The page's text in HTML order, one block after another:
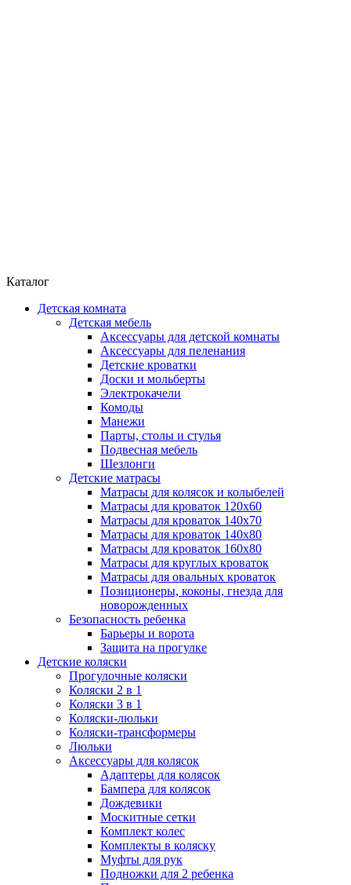
Каталог
Детская комната
Детская мебель
Аксессуары для детской комнаты
Аксессуары для пеленания
Детские кроватки
Доски и мольберты
Электрокачели
Комоды
Манежи
Парты, столы и стулья
Подвесная мебель
Шезлонги
Детские матрасы
Матрасы для колясок и колыбелей
Матрасы для кроваток 120х60
Матрасы для кроваток 140х70
Матрасы для кроваток 140х80
Матрасы для кроваток 160х80
Матрасы для круглых кроваток
Матрасы для овальных кроваток
Позиционеры, коконы, гнезда для
новорожденных
Безопасность ребенка
Барьеры и ворота
Защита на прогулке
Детские коляски
Прогулочные коляски
Коляски 2 в 1
Коляски 3 в 1
Коляски-люльки
Коляски-трансформеры
Люльки
Аксессуары для колясок
Адаптеры для колясок
Бампера для колясок
Дождевики
Москитные сетки
Комплект колес
Комплекты в коляску
Муфты для рук
Подножки для 2 ребенка